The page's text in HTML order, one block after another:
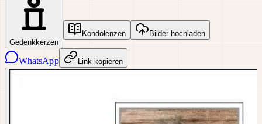
Gedenkkerzen
Kondolenzen Bilder hochladen
WhatsApp Link kopieren